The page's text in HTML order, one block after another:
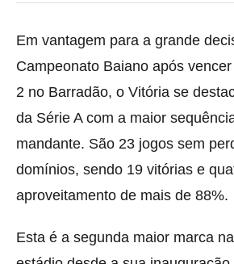
Em vantagem para a grande
Campeonato Baiano após
2 no Barradão, o Vitória se
da Série A com a maior
mandante. São 23 jogos sem
domínios, sendo 19 vitórias e
aproveitamento de mais de 88%.
Esta é a segunda maior marca